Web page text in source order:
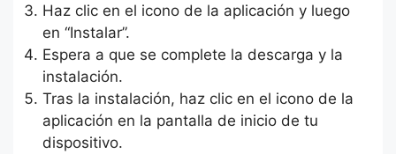
Haz clic en el icono de la aplicación y luego
en “Instalar”.
Espera a que se complete la descarga y la
instalación.
Tras la instalación, haz clic en el icono de la
aplicación en la pantalla de inicio de tu
dispositivo.